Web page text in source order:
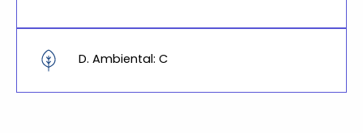
D. Ambiental: C